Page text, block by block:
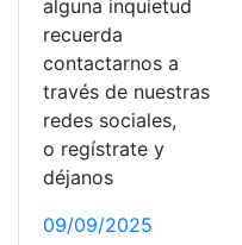
alguna inquietud
recuerda
contactarnos a
través de nuestras
redes sociales,
o regístrate y
déjanos
09/09/2025